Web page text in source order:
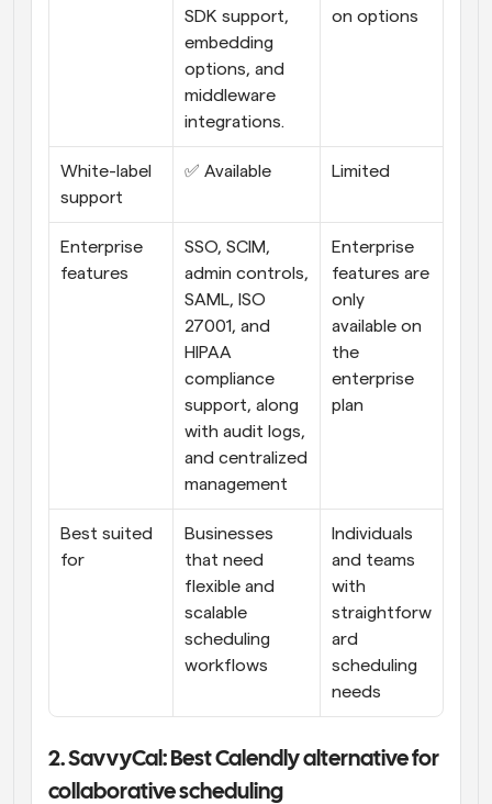
SDK support,
embedding
options, and
middleware
integrations.
on options
White-label
support
✅ Available Limited
Enterprise
features
SSO, SCIM,
admin controls,
SAML, ISO
27001, and
HIPAA
compliance
support, along
with audit logs,
and centralized
management
Enterprise
features are
only
available on
the
enterprise
plan
Best suited
for
Businesses
that need
flexible and
scalable
scheduling
workflows
Individuals
and teams
with
straightforw
ard
scheduling
needs
2. SavvyCal: Best Calendly alternative for
collaborative scheduling